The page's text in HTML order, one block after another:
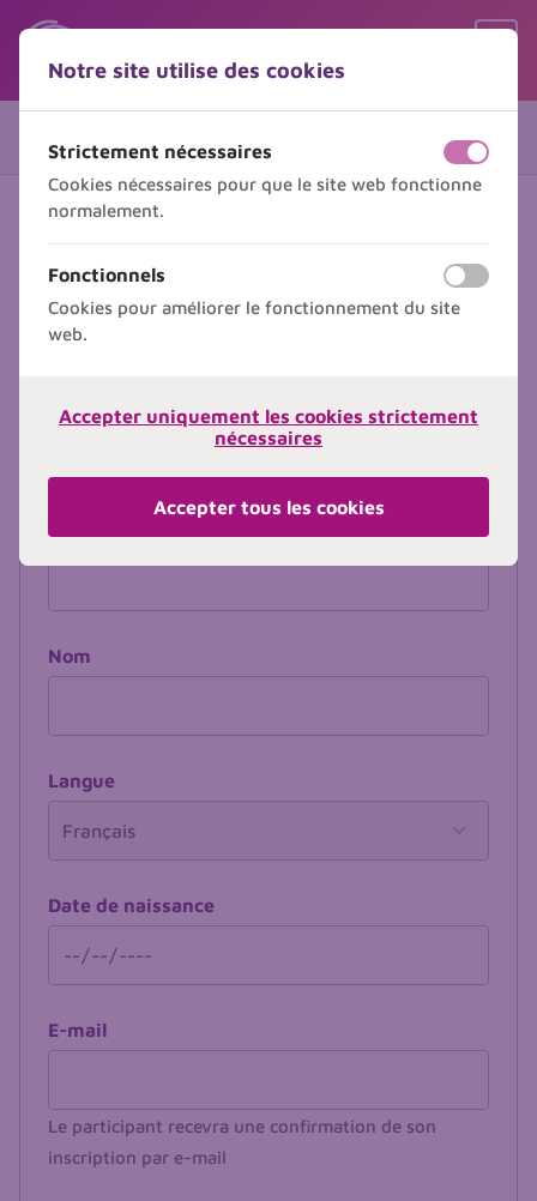
Sauter le contenu
Sauter le choix de langue
1 de 2
Inscrivez ici un ou plusieurs participants à
cette formation.
Madame Monsieur
Prénom
Nom
Langue
Date de naissance
E-mail
Le participant recevra une confirmation de son
inscription par e-mail
Notre site utilise des cookies
Strictement nécessaires
Cookies nécessaires pour que le site web fonctionne
normalement.
off on
Fonctionnels
Cookies pour améliorer le fonctionnement du site
web.
off on
Accepter uniquement les cookies strictement
nécessaires
Accepter tous les cookies